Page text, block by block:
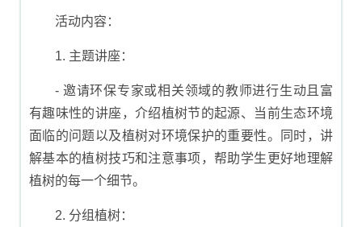
活动内容：
1. 主题讲座：
- 邀请环保专家或相关领域的教师进行生动且富
有趣味性的讲座，介绍植树节的起源、当前生态环境
面临的问题以及植树对环境保护的重要性。同时，讲
解基本的植树技巧和注意事项，帮助学生更好地理解
植树的每一个细节。
2. 分组植树：